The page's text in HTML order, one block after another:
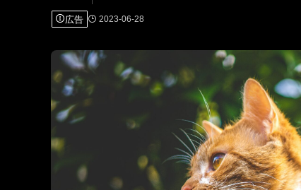
広告 2023-06-28